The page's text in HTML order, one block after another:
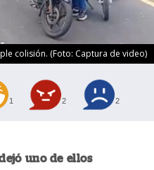
colisión. (Foto: Captura de video)
1 2 2
uno de ellos